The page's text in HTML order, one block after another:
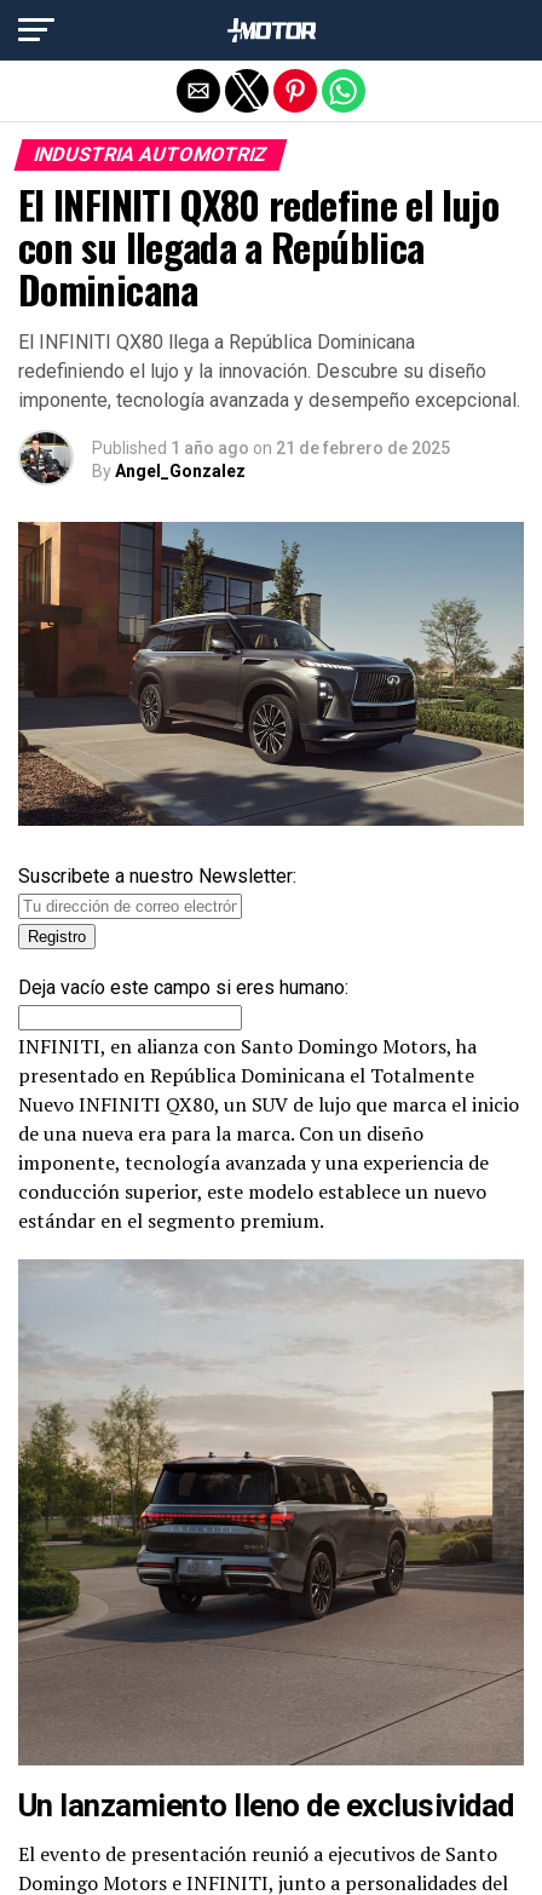
INDUSTRIA AUTOMOTRIZ
El INFINITI QX80 redefine el lujo
con su llegada a República
Dominicana
El INFINITI QX80 llega a República Dominicana
redefiniendo el lujo y la innovación. Descubre su diseño
imponente, tecnología avanzada y desempeño excepcional.
Published 1 año ago on 21 de febrero de 2025
ByAngel_Gonzalez
Suscribete a nuestro Newsletter:
Deja vacío este campo si eres humano:
INFINITI, en alianza con Santo Domingo Motors, ha
presentado en República Dominicana el Totalmente
Nuevo INFINITI QX80, un SUV de lujo que marca el inicio
de una nueva era para la marca. Con un diseño
imponente, tecnología avanzada y una experiencia de
conducción superior, este modelo establece un nuevo
estándar en el segmento premium.
Un lanzamiento lleno de exclusividad
El evento de presentación reunió a ejecutivos de Santo
Domingo Motors e INFINITI, junto a personalidades del
Salir de la versión móvil